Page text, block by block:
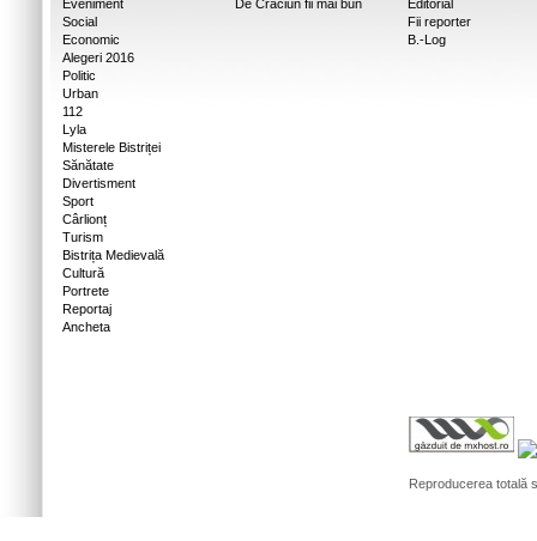
Eveniment
Social
Economic
Alegeri 2016
Politic
Urban
112
Lyla
Misterele Bistriței
Sănătate
Divertisment
Sport
Cârlionț
Turism
Bistrița Medievală
Cultură
Portrete
Reportaj
Ancheta
De Craciun fii mai bun
Editorial
Fii reporter
B.-Log
Reproducerea totală